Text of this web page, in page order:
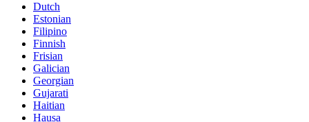
Dutch
Estonian
Filipino
Finnish
Frisian
Galician
Georgian
Gujarati
Haitian
Hausa